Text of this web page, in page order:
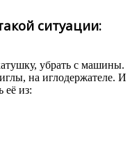
ситуации:
убрать с машины.
на иглодержателе. И
её из: